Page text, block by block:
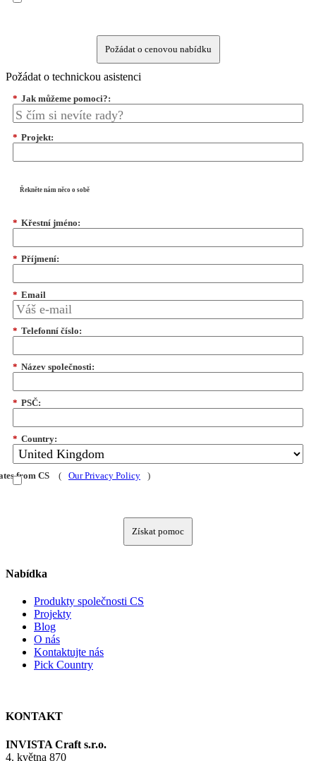
Požádat o cenovou nabídku
Požádat o technickou asistenci
* Jak můžeme pomoci?:
* Projekt:
Řekněte nám něco o sobě
* Křestní jméno:
* Příjmení:
* Email
* Telefonní číslo:
* Název společnosti:
* PSČ:
* Country:
from CS ( Our Privacy Policy )
Získat pomoc
Nabídka
Produkty společnosti CS
Projekty
Blog
O nás
Kontaktujte nás
Pick Country
KONTAKT
INVISTA Craft s.r.o.
4. května 870